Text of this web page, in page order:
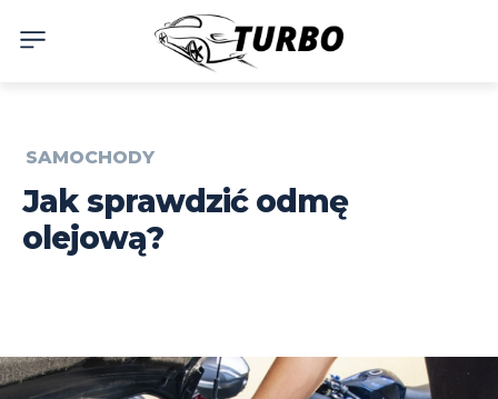
SAMOCHODY
Jak sprawdzić odmę
olejową?